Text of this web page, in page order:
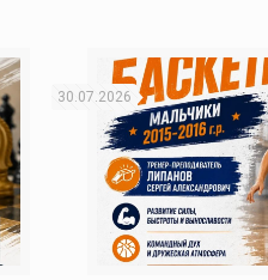
30.07.2026